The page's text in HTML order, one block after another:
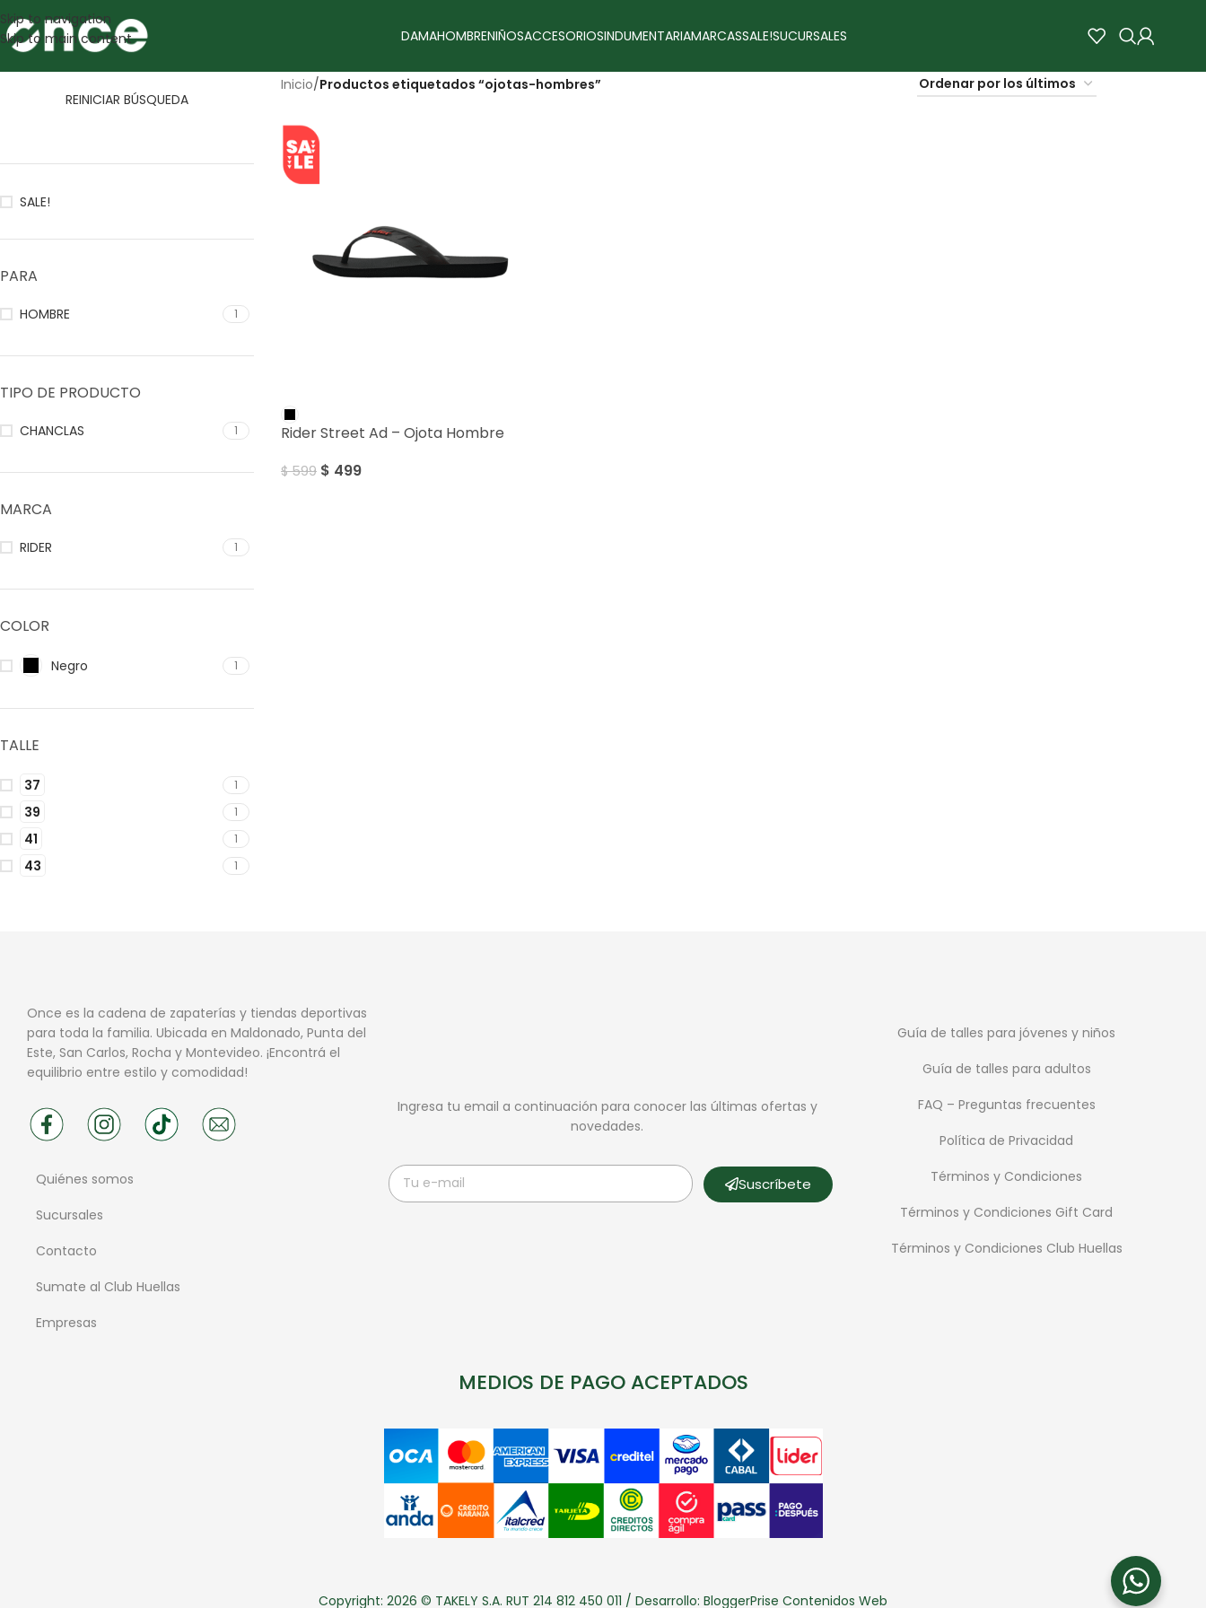
Skip to navigation
Skip to main content
DAMAHOMBRENIÑOSACCESORIOSINDUMENTARIAMARCASSALE!SUCURSALES
REINICIAR BÚSQUEDA
SALE!
PARA
HOMBRE 1
TIPO DE PRODUCTO
CHANCLAS 1
MARCA
RIDER 1
COLOR
Negro 1
TALLE
37 1
39 1
41 1
43 1
Inicio/Productos etiquetados “ojotas-hombres”
Rider Street Ad – Ojota Hombre
$599 $ 499
Once es la cadena de zapaterías y tiendas deportivas
para toda la familia. Ubicada en Maldonado, Punta del
Este, San Carlos, Rocha y Montevideo. ¡Encontrá el
equilibrio entre estilo y comodidad!
Quiénes somos
Sucursales
Contacto
Sumate al Club Huellas
Empresas
Ingresa tu email a continuación para conocer las últimas ofertas y
novedades.
Suscríbete
Guía de talles para jóvenes y niños
Guía de talles para adultos
FAQ – Preguntas frecuentes
Política de Privacidad
Términos y Condiciones
Términos y Condiciones Gift Card
Términos y Condiciones Club Huellas
MEDIOS DE PAGO ACEPTADOS
Copyright: 2026 © TAKELY S.A. RUT 214 812 450 011 / Desarrollo: BloggerPrise Contenidos Web